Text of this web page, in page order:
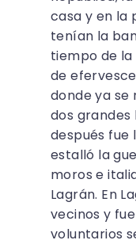
casa y en la
tenían la
tiempo de
de
donde ya se
dos grandes
después fue
estalló la
moros e
Lagrán. En
vecinos y
voluntarios